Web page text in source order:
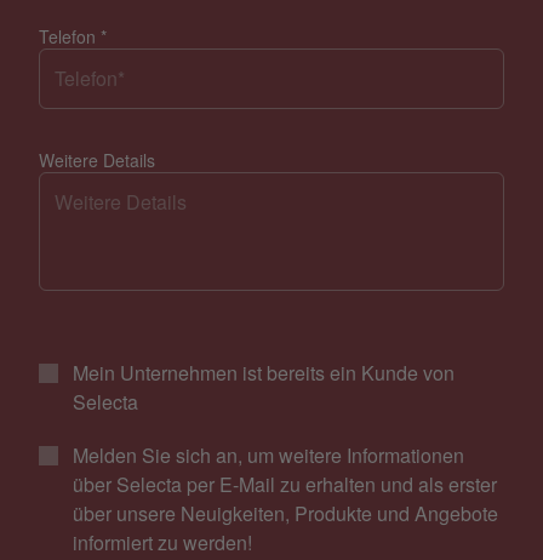
Telefon *
Weitere Details
Mein Unternehmen ist bereits ein Kunde von
Selecta
Melden Sie sich an, um weitere Informationen
über Selecta per E-Mail zu erhalten und als erster
über unsere Neuigkeiten, Produkte und Angebote
informiert zu werden!